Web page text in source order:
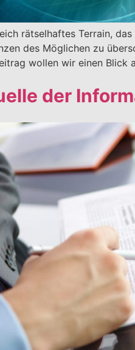
rätselhaftes Terrain,
des Möglichen zu
wollen wir einen
der